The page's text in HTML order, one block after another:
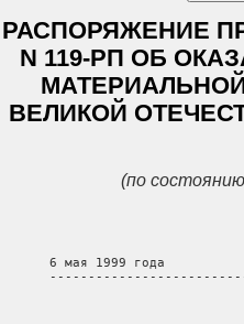
РАСПОРЯЖЕНИЕ
N 119-РП ОБ
ВЕЛИКОЙ
(по
6 мая 1999 года